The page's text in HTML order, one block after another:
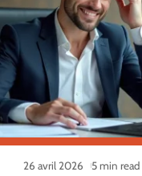
26 avril 2026 5 min read